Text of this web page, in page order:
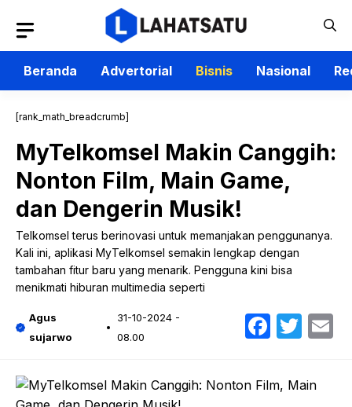
isi
Beranda
Advertorial Bisnis Nasional
[rank_math_breadcrumb]
MyTelkomsel Makin Canggih:
Nonton Film, Main Game,
dan Dengerin Musik!
Telkomsel terus berinovasi untuk memanjakan penggunanya.
Kali ini, aplikasi MyTelkomsel semakin lengkap dengan
tambahan fitur baru yang menarik. Pengguna kini bisa
menikmati hiburan multimedia seperti
Agus
sujarwo
31-10-2024 -
08.00